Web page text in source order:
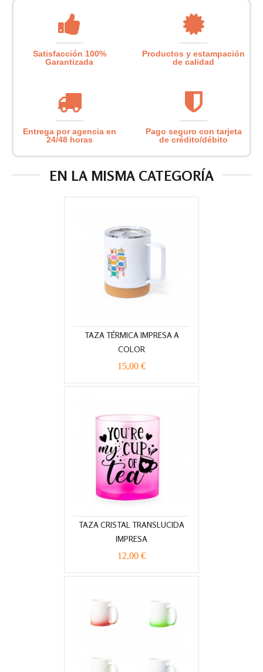
Satisfacción 100%
Garantizada
Productos y estampación
de calidad
Entrega por agencia en
24/48 horas
Pago seguro con tarjeta
de crédito/débito
EN LA MISMA CATEGORÍA
TAZA TÉRMICA IMPRESA A
COLOR
15,00 €
TAZA CRISTAL TRANSLUCIDA
IMPRESA
12,00 €